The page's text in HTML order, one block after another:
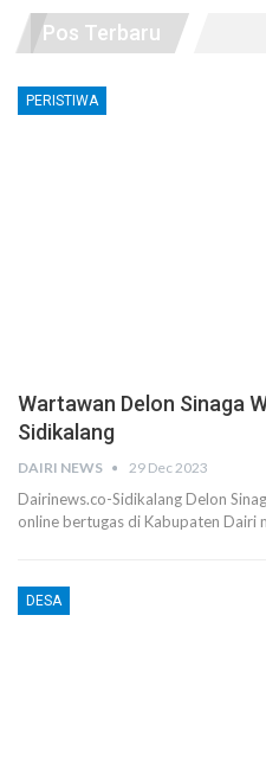
Pos Terbaru
PERISTIWA
Wartawan Delon Sinaga
Sidikalang
DAIRI NEWS 29 Dec 2023
Dairinews.co-Sidikalang Delon
online bertugas di Kabupaten Dairi
DESA